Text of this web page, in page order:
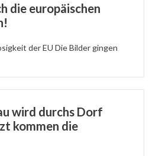
die europäischen
der EU Die Bilder gingen
wird durchs Dorf
kommen die